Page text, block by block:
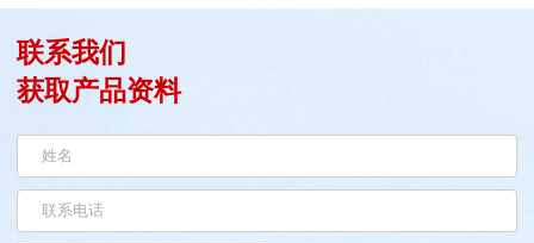
联系我们
获取产品资料